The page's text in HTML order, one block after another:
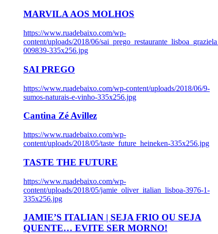
MARVILA AOS MOLHOS
https://www.ruadebaixo.com/wp-
content/uploads/2018/06/
009839-335x256.jpg
SAI PREGO
https://www.ruadebaixo.com/wp-content/uploads/2018/06/9-
sumos-naturais-e-vinho-335x256.jpg
Cantina Zé Avillez
https://www.ruadebaixo.com/wp-
content/uploads/2018/05/taste_future_heineken-335x256.jpg
TASTE THE FUTURE
https://www.ruadebaixo.com/wp-
content/uploads/2018/05/jamie_oliver_italian_lisboa-3976-1-
335x256.jpg
JAMIE’S ITALIAN | SEJA FRIO OU SEJA
QUENTE… EVITE SER MORNO!